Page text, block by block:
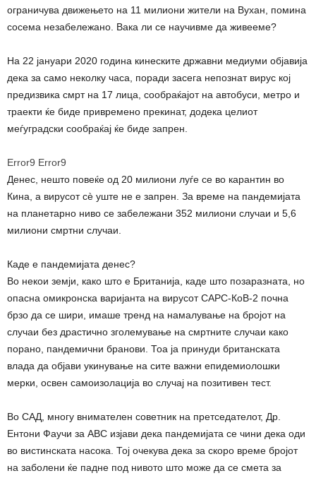
ограничува движењето на 11 милиони жители на Вухан, помина
сосема незабележано. Вака ли се научивме да живееме?
На 22 јануари 2020 година кинеските државни медиуми објавија
дека за само неколку часа, поради засега непознат вирус кој
предизвика смрт на 17 лица, сообраќајот на автобуси, метро и
траекти ќе биде привремено прекинат, додека целиот
меѓуградски сообраќај ќе биде запрен.
Error9 Error9
Денес, нешто повеќе од 20 милиони луѓе се во карантин во
Кина, а вирусот сè уште не е запрен. За време на пандемијата
на планетарно ниво се забележани 352 милиони случаи и 5,6
милиони смртни случаи.
Каде е пандемијата денес?
Во некои земји, како што е Британија, каде што позаразната, но
опасна омикронска варијанта на вирусот САРС-КоВ-2 почна
брзо да се шири, имаше тренд на намалување на бројот на
случаи без драстично зголемување на смртните случаи како
порано, пандемични бранови. Тоа ја принуди британската
влада да објави укинување на сите важни епидемиолошки
мерки, освен самоизолација во случај на позитивен тест.
Во САД, многу внимателен советник на претседателот, Др.
Ентони Фаучи за ABC изјави дека пандемијата се чини дека оди
во вистинската насока. Тој очекува дека за скоро време бројот
на заболени ќе падне под нивото што може да се смета за